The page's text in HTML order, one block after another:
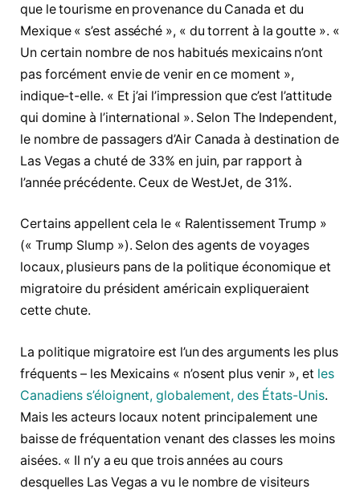
que le tourisme en provenance du Canada et du
Mexique « s’est asséché », « du torrent à la goutte ». «
Un certain nombre de nos habitués mexicains n’ont
pas forcément envie de venir en ce moment »,
indique-t-elle. « Et j’ai l’impression que c’est l’attitude
qui domine à l’international ». Selon The Independent,
le nombre de passagers d’Air Canada à destination de
Las Vegas a chuté de 33% en juin, par rapport à
l’année précédente. Ceux de WestJet, de 31%.
Certains appellent cela le « Ralentissement Trump »
(« Trump Slump »). Selon des agents de voyages
locaux, plusieurs pans de la politique économique et
migratoire du président américain expliqueraient
cette chute.
La politique migratoire est l’un des arguments les plus
fréquents – les Mexicains « n’osent plus venir », et les
Canadiens s’éloignent, globalement, des États-Unis.
Mais les acteurs locaux notent principalement une
baisse de fréquentation venant des classes les moins
aisées. « Il n’y a eu que trois années au cours
desquelles Las Vegas a vu le nombre de visiteurs